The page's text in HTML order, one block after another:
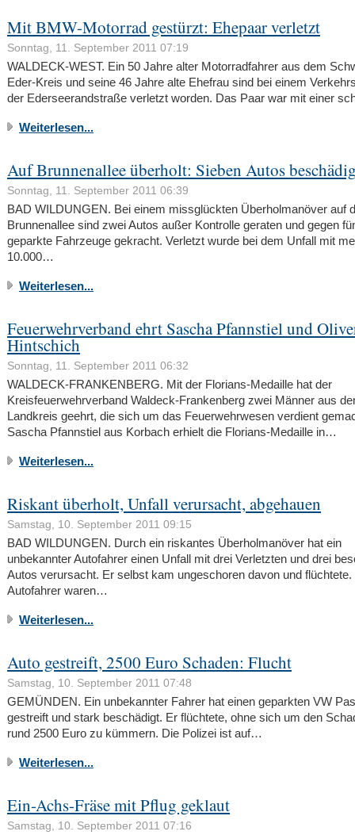
Mit BMW-Motorrad gestürzt: Ehepaar verletzt
Sonntag, 11. September 2011 07:19
WALDECK-WEST. Ein 50 Jahre alter Motorradfahrer aus dem
Eder-Kreis und seine 46 Jahre alte Ehefrau sind bei einem
der Ederseerandstraße verletzt worden. Das Paar war mit einer
Weiterlesen...
Auf Brunnenallee überholt: Sieben Autos
Sonntag, 11. September 2011 06:39
BAD WILDUNGEN. Bei einem missglückten Überholmanöver auf
Brunnenallee sind zwei Autos außer Kontrolle geraten und gegen
geparkte Fahrzeuge gekracht. Verletzt wurde bei dem Unfall mit
10.000…
Weiterlesen...
Feuerwehrverband ehrt Sascha Pfannstiel und
Hintschich
Sonntag, 11. September 2011 06:32
WALDECK-FRANKENBERG. Mit der Florians-Medaille hat der
Kreisfeuerwehrverband Waldeck-Frankenberg zwei Männer aus
Landkreis geehrt, die sich um das Feuerwehrwesen verdient
Sascha Pfannstiel aus Korbach erhielt die Florians-Medaille in…
Weiterlesen...
Riskant überholt, Unfall verursacht, abgehauen
Samstag, 10. September 2011 09:15
BAD WILDUNGEN. Durch ein riskantes Überholmanöver hat ein
unbekannter Autofahrer einen Unfall mit drei Verletzten und drei
Autos verursacht. Er selbst kam ungeschoren davon und flüchtete.
Autofahrer waren…
Weiterlesen...
Auto gestreift, 2500 Euro Schaden: Flucht
Samstag, 10. September 2011 07:48
GEMÜNDEN. Ein unbekannter Fahrer hat einen geparkten VW
gestreift und stark beschädigt. Er flüchtete, ohne sich um den
rund 2500 Euro zu kümmern. Die Polizei ist auf…
Weiterlesen...
Ein-Achs-Fräse mit Pflug geklaut
Samstag, 10. September 2011 07:16